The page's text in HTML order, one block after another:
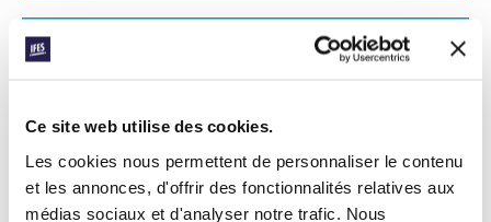
Ce site web utilise des cookies.
Les cookies nous permettent de personnaliser le contenu
et les annonces, d'offrir des fonctionnalités relatives aux
médias sociaux et d'analyser notre trafic. Nous
Adresse e-mail:
Chaque semaine, l’IFES envoie un court e-mail avec des histoires des
mouvements étudiants et le ministère de l’IFES dans le monde pour